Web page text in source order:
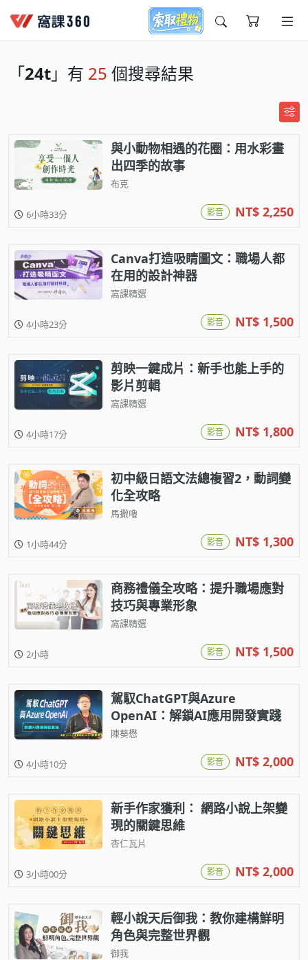
今天想要學什麼?
窩課推薦給您
「24t」有 25 個搜尋結果
與小動物相遇的花圈：用水彩畫
出四季的故事
布克
6小時33分 影音 NT$ 2,250
Canva打造吸睛圖文：職場人都
在用的設計神器
窩課精選
4小時23分 影音 NT$ 1,500
剪映一鍵成片：新手也能上手的
影片剪輯
窩課精選
4小時17分 影音 NT$ 1,800
初中級日語文法總複習2，動詞變
化全攻略
馬撒嚕
1小時44分 影音 NT$ 1,300
商務禮儀全攻略：提升職場應對
技巧與專業形象
窩課精選
2小時 影音 NT$ 1,500
駕馭ChatGPT與Azure
OpenAI：解鎖AI應用開發實踐
陳葵懋
4小時10分 影音 NT$ 2,000
新手作家獲利： 網路小說上架變
現的關鍵思維
杏仁瓦片
3小時00分 影音 NT$ 2,000
輕小說天后御我：教你建構鮮明
角色與完整世界觀
御我